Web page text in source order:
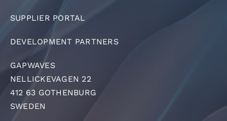
SUPPLIER PORTAL
DEVELOPMENT PARTNERS
GAPWAVES
NELLICKEVAGEN 22
412 63 GOTHENBURG
SWEDEN